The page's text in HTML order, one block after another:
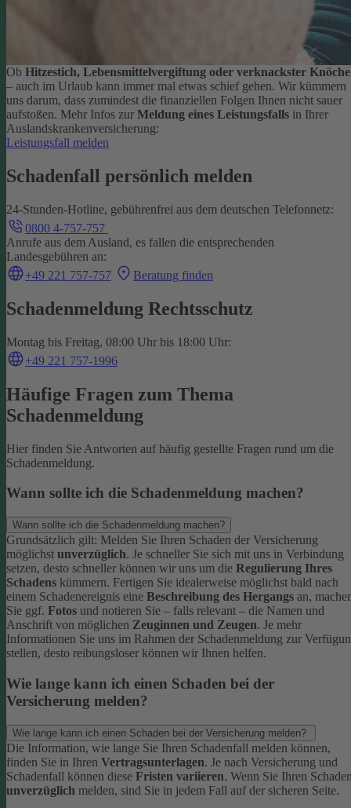
Ob Hitzestich, Lebensmittelvergiftung oder verknackster
– auch im Urlaub kann immer mal etwas schief gehen. Wir kümmern
uns darum, dass zumindest die finanziellen Folgen Ihnen nicht sauer
aufstoßen. Mehr Infos zur Meldung eines Leistungsfalls in Ihrer
Auslandskrankenversicherung:
Leistungsfall melden
Schadenfall persönlich melden
24-Stunden-Hotline, gebührenfrei aus dem deutschen Telefonnetz:
0800 4-757-757
Anrufe aus dem Ausland, es fallen die entsprechenden
Landesgebühren an:
+49 221 757-757
Beratung finden
Schadenmeldung Rechtsschutz
Montag bis Freitag, 08:00 Uhr bis 18:00 Uhr:
+49 221 757-1996
Häufige Fragen zum Thema
Schadenmeldung
Hier finden Sie Antworten auf häufig gestellte Fragen rund um die
Schadenmeldung.
Wann sollte ich die Schadenmeldung machen?
Wann sollte ich die Schadenmeldung machen?
Grundsätzlich gilt: Melden Sie Ihren Schaden der Versicherung
möglichst unverzüglich. Je schneller Sie sich mit uns in Verbindung
setzen, desto schneller können wir uns um die Regulierung Ihres
Schadens kümmern. Fertigen Sie idealerweise möglichst bald nach
einem Schadenereignis eine Beschreibung des Hergangs an,
Sie ggf. Fotos und notieren Sie – falls relevant – die Namen und
Anschrift von möglichen Zeuginnen und Zeugen. Je mehr
Informationen Sie uns im Rahmen der Schadenmeldung zur
stellen, desto reibungsloser können wir Ihnen helfen.
Wie lange kann ich einen Schaden bei der
Versicherung melden?
Wie lange kann ich einen Schaden bei der Versicherung melden?
Die Information, wie lange Sie Ihren Schadenfall melden können,
finden Sie in Ihren Vertragsunterlagen. Je nach Versicherung und
Schadenfall können diese Fristen variieren. Wenn Sie Ihren
unverzüglich melden, sind Sie in jedem Fall auf der sicheren Seite.